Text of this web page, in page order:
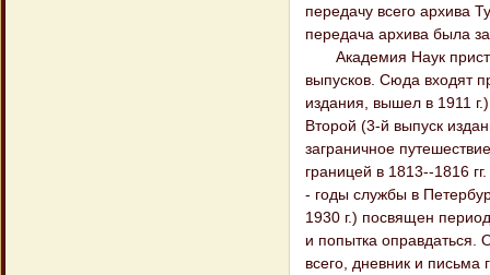
передачу всего архива
передача архива была
Академия Наук
выпусков. Сюда входят
издания, вышел в 1911
Второй (3-й выпуск
заграничное
границей в 1813--1816
- годы службы в
1930 г.) посвящен
и попытка оправдаться.
всего, дневник и письма